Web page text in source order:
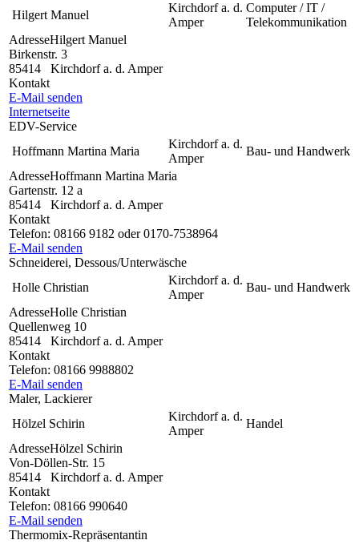
Hilgert Manuel
Kirchdorf a. d.
Amper
Computer / IT /
Telekommunikation
AdresseHilgert Manuel
Birkenstr. 3
85414
Kirchdorf a. d. Amper
Kontakt
E-Mail senden
Internetseite
EDV-Service
Hoffmann Martina Maria
Kirchdorf a. d.
Amper
Bau- und Handwerk
AdresseHoffmann Martina Maria
Gartenstr. 12 a
85414
Kirchdorf a. d. Amper
Kontakt
Telefon: 08166 9182 oder 0170-7538964
E-Mail senden
Schneiderei, Dessous/Unterwäsche
Holle Christian
Kirchdorf a. d.
Amper
Bau- und Handwerk
AdresseHolle Christian
Quellenweg 10
85414
Kirchdorf a. d. Amper
Kontakt
Telefon: 08166 9988802
E-Mail senden
Maler, Lackierer
Hölzel Schirin
Kirchdorf a. d.
Amper
Handel
AdresseHölzel Schirin
Von-Döllen-Str. 15
85414
Kirchdorf a. d. Amper
Kontakt
Telefon: 08166 990640
E-Mail senden
Thermomix-Repräsentantin